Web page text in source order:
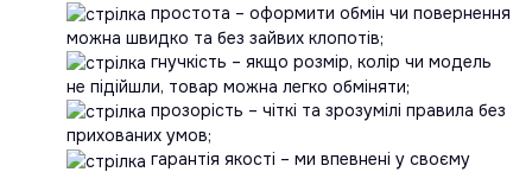
простота – оформити обмін чи повернення
можна швидко та без зайвих клопотів;
гнучкість – якщо розмір, колір чи модель
не підійшли, товар можна легко обміняти;
прозорість – чіткі та зрозумілі правила без
прихованих умов;
гарантія якості – ми впевнені у своєму